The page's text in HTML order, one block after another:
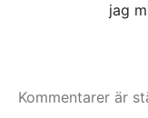
jag
Kommentarer är